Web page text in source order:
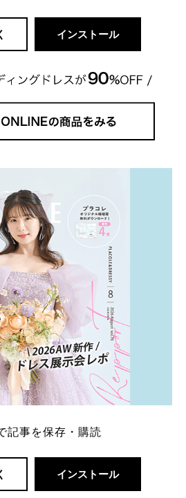
インストール
記事を保存・購読
インストール